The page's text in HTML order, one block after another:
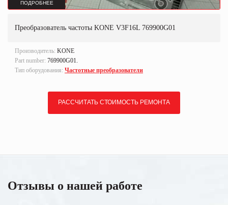
ПОДРОБНЕЕ
Преобразователь частоты KONE V3F16L 769900G01
Производитель: KONE
Part number: 769900G01.
Тип оборудования: Частотные преобразователи
РАССЧИТАТЬ СТОИМОСТЬ РЕМОНТА
Отзывы о нашей работе